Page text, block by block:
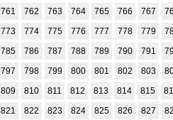
761 762 763 764 765 766 767
773 774 775 776 777 778 779
785 786 787 788 789 790 791
797 798 799 800 801 802 803
809 810 811 812 813 814 815
821 822 823 824 825 826 827